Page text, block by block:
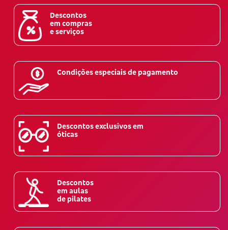
Descontos
em compras
e serviços
Condições especiais de pagamento
Descontos exclusivos em
óticas
Descontos
em aulas
de pilates